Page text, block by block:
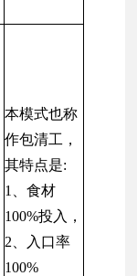
本模式也称
作包清工，
其特点是:
1、食材
100%投入，
2、入口率
100%